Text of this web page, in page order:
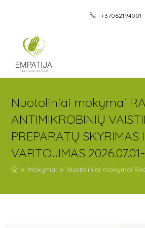
+37062194001
Nuotoliniai mokymai
ANTIMIKROBINIŲ
PREPARATŲ SKYRIMAS
VARTOJIMAS
> Mokymai > Nuotoliniai mokymai